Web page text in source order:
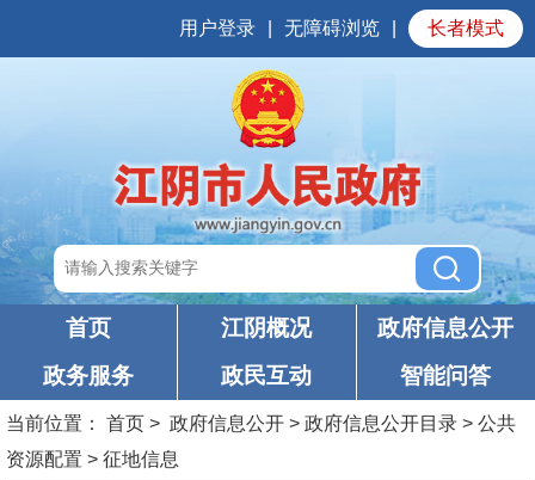
用户登录 无障碍浏览 长者模式
首页 江阴概况
政府信息公开
政务服务
政民互动 智能问答
当前位置： 首页 > 政府信息公开 > 政府信息公开目录 > 公共
资源配置 > 征地信息